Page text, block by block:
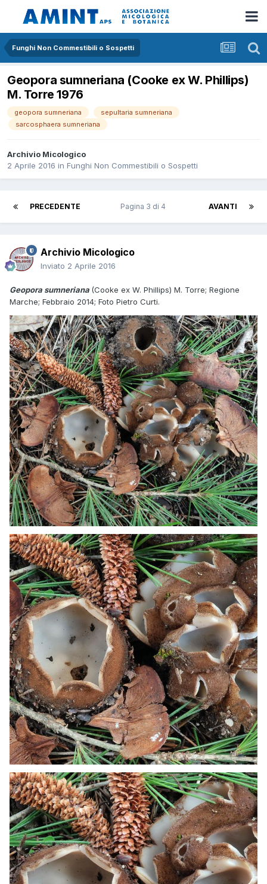
Funghi Non Commestibili o Sospetti
Geopora sumneriana (Cooke ex W. Phillips)
M. Torre 1976
geopora sumneriana
sepultaria sumneriana
sarcosphaera sumneriana
Archivio Micologico
2 Aprile 2016 in Funghi Non Commestibili o Sospetti
PRECEDENTE AVANTI
Pagina 3 di 4
Archivio Micologico
Inviato 2 Aprile 2016
Geopora sumneriana (Cooke ex W. Phillips) M. Torre; Regione
Marche; Febbraio 2014; Foto Pietro Curti.